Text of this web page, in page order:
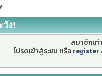
วัง!
สมาชิกเท่
โปรดเข้าสู่ระบบ หรือ register